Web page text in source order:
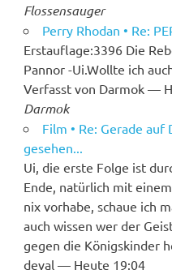
Flossensauger
Perry Rhodan • Re:
Erstauflage:3396 Die
Pannor -Ui.Wollte ich
Verfasst von Darmok —
Darmok
Film • Re: Gerade
gesehen...
Ui, die erste Folge ist
Ende, natürlich mit
nix vorhabe, schaue ich
auch wissen wer der
gegen die Königskinder
deval — Heute 19:04